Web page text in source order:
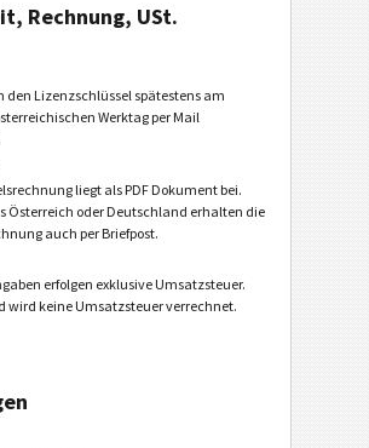
Rechnung, USt.
den Lizenzschlüssel spätestens am
Werktag per Mail
liegt als PDF Dokument bei.
Österreich oder Deutschland erhalten die
auch per Briefpost.
erfolgen exklusive Umsatzsteuer.
wird keine Umsatzsteuer verrechnet.